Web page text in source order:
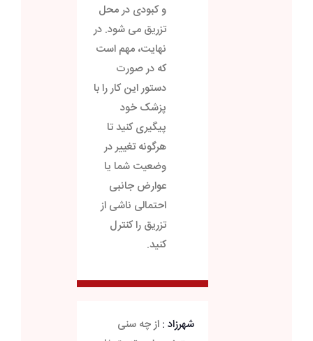
و کبودی در محل
تزریق می شود. در
نهایت، مهم است
که در صورت
دستور این کار را با
پزشک خود
پیگیری کنید تا
هرگونه تغییر در
وضعیت شما یا
عوارض جانبی
احتمالی ناشی از
تزریق را کنترل
کنید.
شهرزاد : از چه سنی